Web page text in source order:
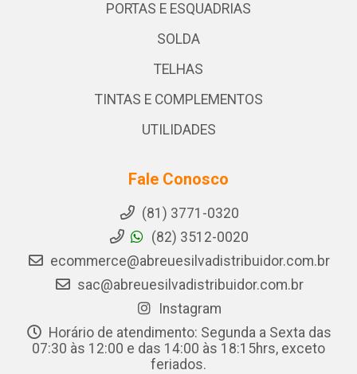
PORTAS E ESQUADRIAS
SOLDA
TELHAS
TINTAS E COMPLEMENTOS
UTILIDADES
Fale Conosco
(81) 3771-0320
(82) 3512-0020
ecommerce@abreuesilvadistribuidor.com.br
sac@abreuesilvadistribuidor.com.br
Instagram
Horário de atendimento: Segunda a Sexta das
07:30 às 12:00 e das 14:00 às 18:15hrs, exceto
feriados.